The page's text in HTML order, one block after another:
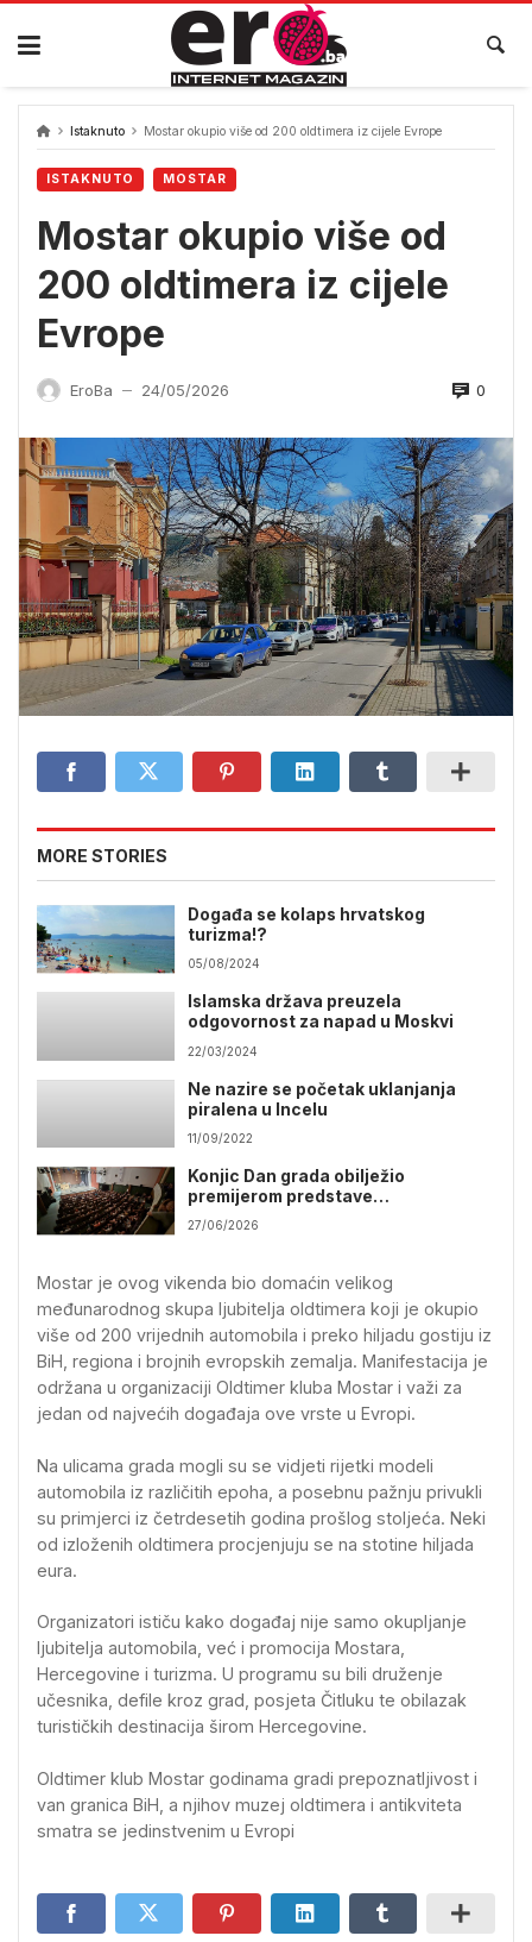
Skip
content
Istaknuto Mostar okupio više od 200 oldtimera iz cijele Evrope
ISTAKNUTO MOSTAR
Mostar okupio više od
200 oldtimera iz cijele
Evrope
EroBa — 24/05/2026 0
MORE STORIES
Događa se kolaps hrvatskog
turizma!?
05/08/2024
Islamska država preuzela
odgovornost za napad u Moskvi
22/03/2024
Ne nazire se početak uklanjanja
piralena u Incelu
11/09/2022
Konjic Dan grada obilježio
premijerom predstave
„Copacabana“
27/06/2026
Mostar je ovog vikenda bio domaćin velikog
međunarodnog skupa ljubitelja oldtimera koji je okupio
više od 200 vrijednih automobila i preko hiljadu gostiju iz
BiH, regiona i brojnih evropskih zemalja. Manifestacija je
održana u organizaciji Oldtimer kluba Mostar i važi za
jedan od najvećih događaja ove vrste u Evropi.
Na ulicama grada mogli su se vidjeti rijetki modeli
automobila iz različitih epoha, a posebnu pažnju privukli
su primjerci iz četrdesetih godina prošlog stoljeća. Neki
od izloženih oldtimera procjenjuju se na stotine hiljada
eura.
Organizatori ističu kako događaj nije samo okupljanje
ljubitelja automobila, već i promocija Mostara,
Hercegovine i turizma. U programu su bili druženje
učesnika, defile kroz grad, posjeta Čitluku te obilazak
turističkih destinacija širom Hercegovine.
Oldtimer klub Mostar godinama gradi prepoznatljivost i
van granica BiH, a njihov muzej oldtimera i antikviteta
smatra se jedinstvenim u Evropi